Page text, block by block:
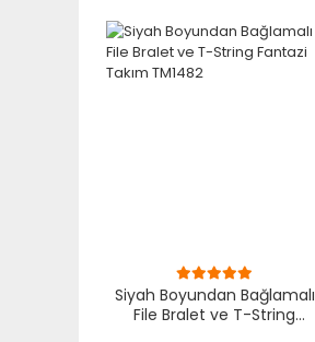
Siyah Boyundan Bağlamalı
File Bralet ve T-String